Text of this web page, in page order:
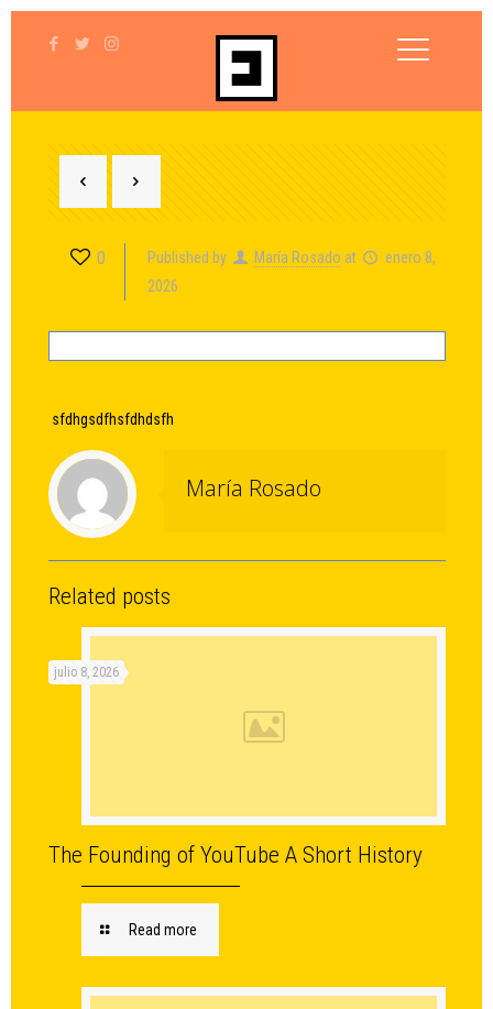
0 Published by María Rosado at
enero 8,
2026
sfdhgsdfhsfdhdsfh
María Rosado
Related posts
julio 8, 2026
The Founding of YouTube A Short History
Read more